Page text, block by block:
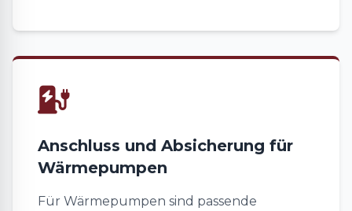
Anschluss und Absicherung für
Wärmepumpen
Für Wärmepumpen sind passende